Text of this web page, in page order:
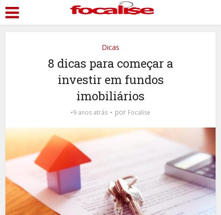
Dicas
8 dicas para começar a
investir em fundos
imobiliários
9 anos atrás por Focalise